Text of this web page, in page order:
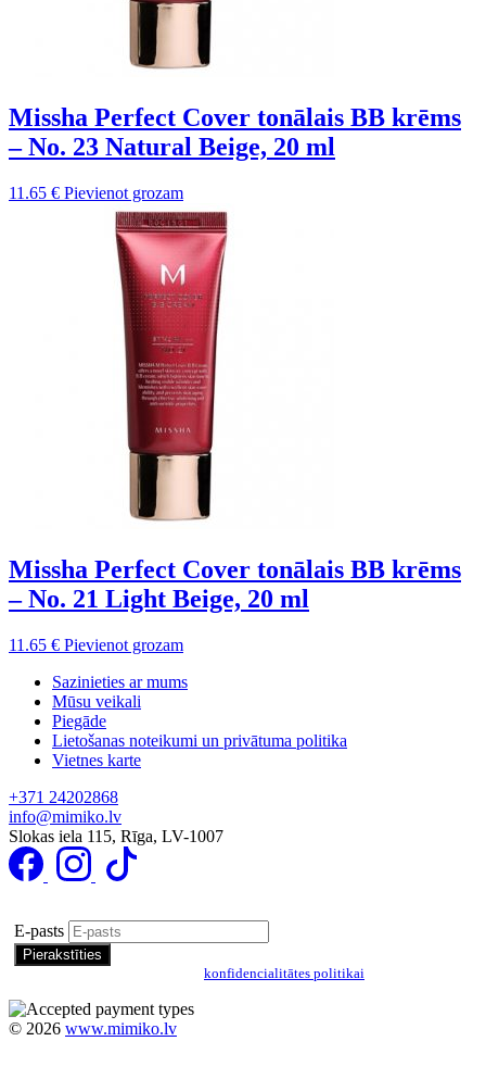
Missha Perfect Cover tonālais BB krēms
– No. 23 Natural Beige, 20 ml
11.65 € Pievienot grozam
Missha Perfect Cover tonālais BB krēms
– No. 21 Light Beige, 20 ml
11.65 € Pievienot grozam
Sazinieties ar mums
Mūsu veikali
Piegāde
Lietošanas noteikumi un privātuma politika
Vietnes karte
+371 24202868
info@mimiko.lv
Slokas iela 115, Rīga, LV-1007
E-pasts
konfidencialitātes politikai
© 2026 www.mimiko.lv